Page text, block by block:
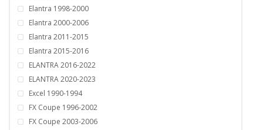
Elantra 1998-2000
Elantra 2000-2006
Elantra 2011-2015
Elantra 2015-2016
ELANTRA 2016-2022
ELANTRA 2020-2023
Excel 1990-1994
FX Coupe 1996-2002
FX Coupe 2003-2006